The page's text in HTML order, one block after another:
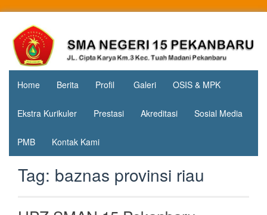
contentSMA
Negeri 15
Pekanbaru
Jl. Cipta
Karya
KM.3, Kec.
Tuah
Madani,
Home Berita Profil Galeri OSIS & MPK
Ekstra Kurikuler Prestasi Akreditasi Sosial Media
PMB Kontak Kami
Tag: baznas provinsi riau